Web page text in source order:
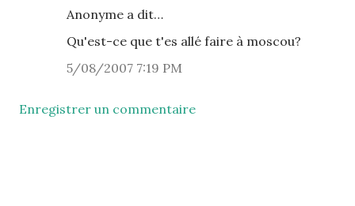
Anonyme a dit…
Qu'est-ce que t'es allé faire à moscou?
5/08/2007 7:19 PM
Enregistrer un commentaire